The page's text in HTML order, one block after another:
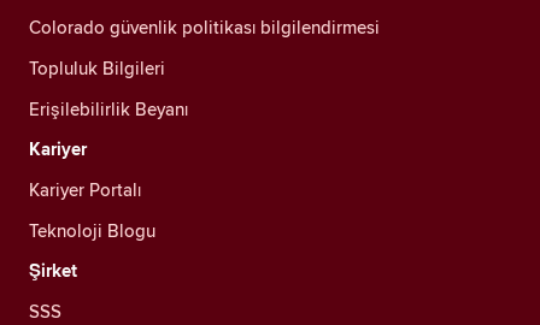
Colorado güvenlik politikası bilgilendirmesi
Topluluk Bilgileri
Erişilebilirlik Beyanı
Kariyer
Kariyer Portalı
Teknoloji Blogu
Şirket
SSS